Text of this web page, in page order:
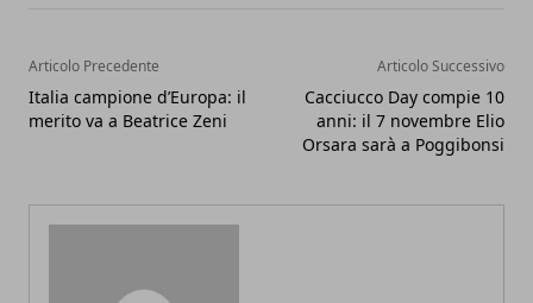
Articolo Precedente
Italia campione d’Europa: il
merito va a Beatrice Zeni
Articolo Successivo
Cacciucco Day compie 10
anni: il 7 novembre Elio
Orsara sarà a Poggibonsi